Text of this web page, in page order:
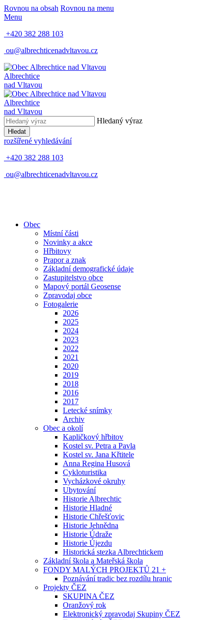
Rovnou na obsah Rovnou na menu
Menu
+420 382 288 103
ou@albrechticenadvltavou.cz
Albrechtice
nad Vltavou
Albrechtice
nad Vltavou
Hledaný výraz
Hledat
rozšířené vyhledávání
+420 382 288 103
ou@albrechticenadvltavou.cz
Obec
Místní části
Novinky a akce
Hřbitovy
Prapor a znak
Základní demografické údaje
Zastupitelstvo obce
Mapový portál Geosense
Zpravodaj obce
Fotogalerie
2026
2025
2024
2023
2022
2021
2020
2019
2018
2016
2017
Letecké snímky
Archiv
Obec a okolí
Kapličkový hřbitov
Kostel sv. Petra a Pavla
Kostel sv. Jana Křtitele
Anna Regina Husová
Cykloturistika
Vycházkové okruhy
Ubytování
Historie Albrechtic
Historie Hladné
Historie Chřešťovic
Historie Jehnědna
Historie Údraže
Historie Újezdu
Historická stezka Albrechtickem
Základní škola a Mateřská škola
FONDY MALÝCH PROJEKTŮ 21 +
Poznávání tradic bez rozdílu hranic
Projekty ČEZ
SKUPINA ČEZ
Oranžový rok
Elektronický zpravodaj Skupiny ČEZ